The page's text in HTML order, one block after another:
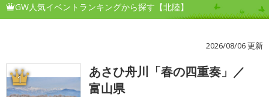
GW人気イベントランキングから探す【北陸】
2026/08/06 更新
1
あさひ舟川「春の四重奏」／
富山県